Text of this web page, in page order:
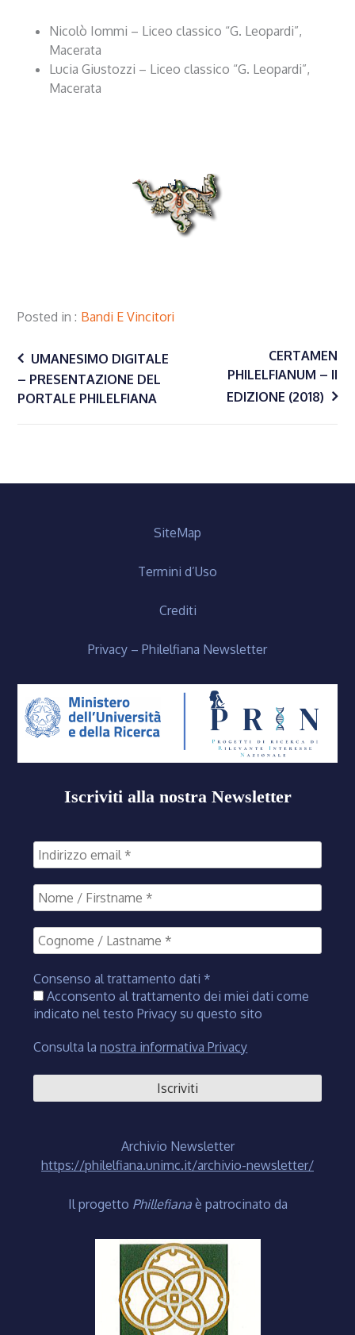
Nicolò Iommi – Liceo classico “G. Leopardi”,
Macerata
Lucia Giustozzi – Liceo classico “G. Leopardi”,
Macerata
Posted in Bandi E Vincitori
Navigazione
articoli
UMANESIMO DIGITALE
– PRESENTAZIONE DEL
PORTALE PHILELFIANA
CERTAMEN
PHILELFIANUM – II
EDIZIONE (2018)
SiteMap
Termini d’Uso
Crediti
Privacy – Philelfiana Newsletter
Iscriviti alla nostra Newsletter
Consenso al trattamento dati *
Acconsento al trattamento dei miei dati come
indicato nel testo Privacy su questo sito
Consulta lanostra informativa Privacy
Archivio Newsletter
https://philelfiana.unimc.it/archivio-newsletter/
Il progetto Phillefiana è patrocinato da